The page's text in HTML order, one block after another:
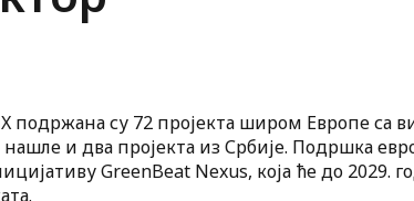
подржана су 72 пројекта широм Европе са
и два пројекта из Србије. Подршка
GreenBeat Nexus, која ће до 2029.